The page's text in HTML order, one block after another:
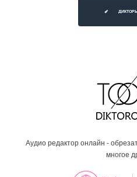
Аудио редактор онлайн -
многое